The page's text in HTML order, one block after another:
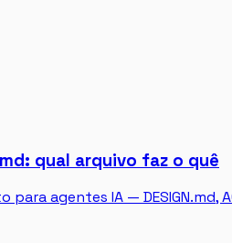
qual arquivo faz o quê
agentes IA — DESIGN.md,